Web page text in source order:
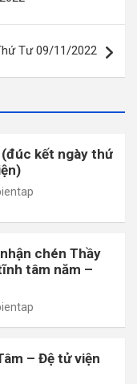
Tư 09/11/2022
kết ngày thứ
chén Thầy
tâm năm –
– Đệ tử viện